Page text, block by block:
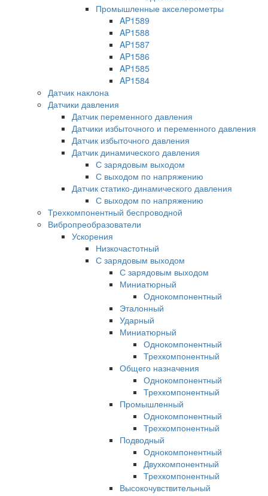
Промышленные акселерометры
AP1589
AP1588
AP1587
AP1586
AP1585
AP1584
Датчик наклона
Датчики давления
Датчик переменного давления
Датчики избыточного и переменного давления
Датчик избыточного давления
Датчик динамического давления
С зарядовым выходом
С выходом по напряжению
Датчик статико-динамического давления
С выходом по напряжению
Трехкомпонентный беспроводной
Вибропреобразователи
Ускорения
Низкочастотный
С зарядовым выходом
С зарядовым выходом
Миниатюрный
Однокомпонентный
Эталонный
Ударный
Миниатюрный
Однокомпонентный
Трехкомпонентный
Общего назначения
Однокомпонентный
Трехкомпонентный
Промышленный
Однокомпонентный
Трехкомпонентный
Подводный
Однокомпонентный
Двухкомпонентный
Трехкомпонентный
Высокочувствительный